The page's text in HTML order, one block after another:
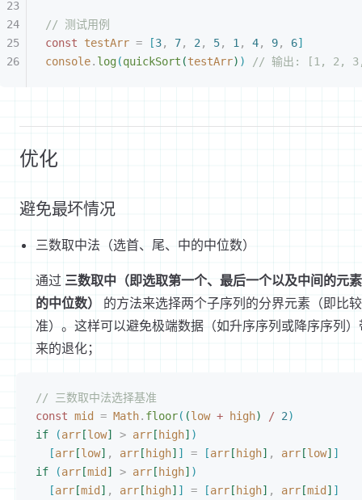
// 测试用例
const testArr = [3, 7, 2 , 5, 1 , 4, 9, 6]
console. log(quickSort (testArr) ) // 输出: [1, 2,
优化
避免最坏情况
三数取中法（选首、尾、中的中位数）
通过 三数取中（即选取第一个、最后一个以及中间的元
的中位数）
的方法来选择两个子序列的分界元素（即比
准）。这样可以避免极端数据（如升序序列或降序序列）
来的退化；
// 三数取中法选择基准
const mid = Math. floor( (low + high) / 2)
if
(arr [low] > arr [ high] )
[arr [low] , arr [ high] ] = [arr [ high] , arr [low] ]
if
(arr [mid ] > arr [ high] )
[arr [mid ] , arr [ high] ] = [arr [ high] , arr [mid ] ]